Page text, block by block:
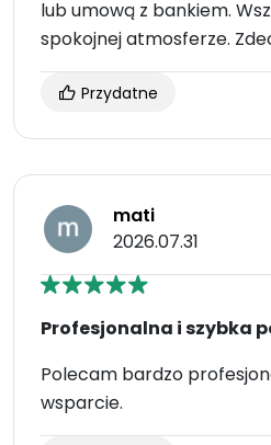
lub umową z bankiem.
spokojnej atmosferze.
Przydatne
mati
2026.07.31
Profesjonalna i szybka
Polecam bardzo
wsparcie.